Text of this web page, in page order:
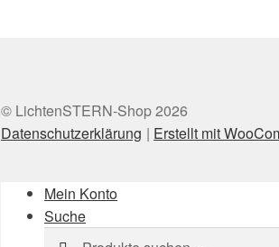
© LichtenSTERN-Shop 2026
Datenschutzerklärung
Erstellt mit
Mein Konto
Suche
Suchen
Suchen